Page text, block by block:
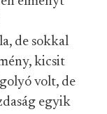
de sokkal
kicsit
volt, de
egyik